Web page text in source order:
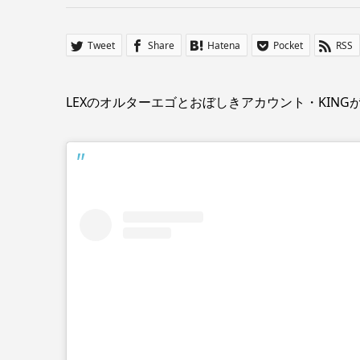
Tweet Share Hatena Pocket RSS
LEXのオルターエゴとおぼしきアカウント・KING